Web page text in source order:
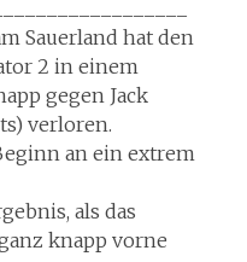
Sauerland hat den
2 in einem
gegen Jack
verloren.
an ein extrem
als das
knapp vorne